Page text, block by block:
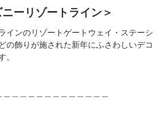
ニーリゾートライン＞
インのリゾートゲートウェイ・ステーシ
の飾りが施された新年にふさわしいデコ